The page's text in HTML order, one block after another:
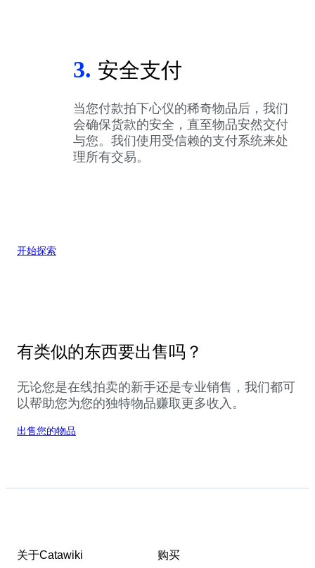
3. 安全支付
当您付款拍下心仪的稀奇物品后，我们
会确保货款的安全，直至物品安然交付
与您。我们使用受信赖的支付系统来处
理所有交易。
开始探索
有类似的东西要出售吗？
无论您是在线拍卖的新手还是专业销售，我们都可
以帮助您为您的独特物品赚取更多收入。
出售您的物品
关于Catawiki 购买